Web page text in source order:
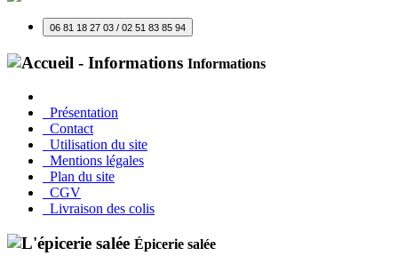
06 81 18 27 03 / 02 51 83 85 94
Informations
Présentation
Contact
Utilisation du site
Mentions légales
Plan du site
CGV
Livraison des colis
Épicerie salée